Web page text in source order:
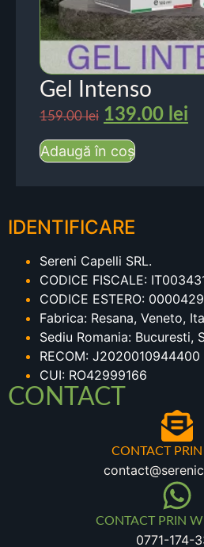
Gel Intenso
159.00lei 139.00 lei
Adaugă în coș
IDENTIFICARE
Sereni Capelli SRL.
CODICE FISCALE:
CODICE ESTERO:
Fabrica: Resana, Veneto,
Sediu Romania: Bucuresti,
RECOM: J2020010944400
CUI: RO42999166
CONTACT
CONTACT
CONTACT PRIN
0771-174-